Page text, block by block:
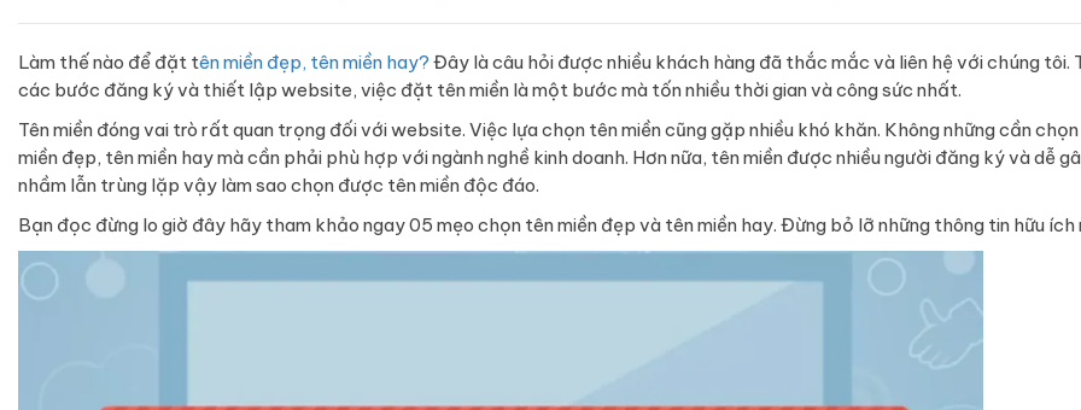
EMAIL SERVER
Làm thế nào để đặt tên miền đẹp, tên miền hay? Đây là câu hỏi được nhiều khách hàng đã thắc mắc và liên hệ với chúng tôi.
các bước đăng ký và thiết lập website, việc đặt tên miền là một bước mà tốn nhiều thời gian và công sức nhất.
Tên miền đóng vai trò rất quan trọng đối với website. Việc lựa chọn tên miền cũng gặp nhiều khó khăn. Không những cần
miền đẹp, tên miền hay mà cần phải phù hợp với ngành nghề kinh doanh. Hơn nữa, tên miền được nhiều người đăng ký và dễ
nhầm lẫn trùng lặp vậy làm sao chọn được tên miền độc đáo.
Bạn đọc đừng lo giờ đây hãy tham khảo ngay 05 mẹo chọn tên miền đẹp và tên miền hay. Đừng bỏ lỡ những thông tin hữu ích